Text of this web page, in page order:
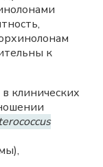
к
клинических